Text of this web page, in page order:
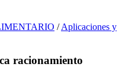
/Aplicaciones y
racionamiento